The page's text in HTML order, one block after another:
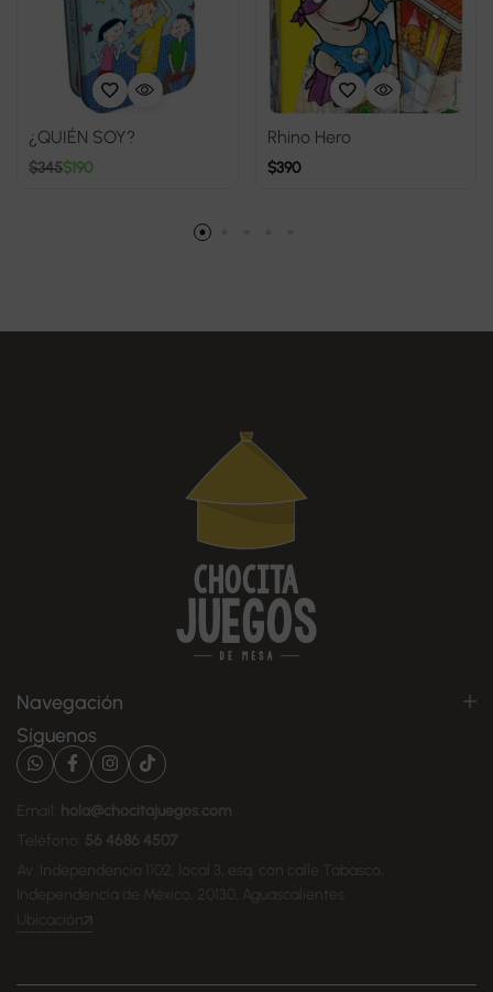
¿QUIÉN SOY?
$345$190
Rhino Hero
$390
Navegación
Síguenos
Email:
hola@chocitajuegos.com
Teléfono: 56 4686 4507
Av. Independencia 1102, local 3, esq. con calle Tabasco,
Independencia de México, 20130, Aguascalientes
Ubicación